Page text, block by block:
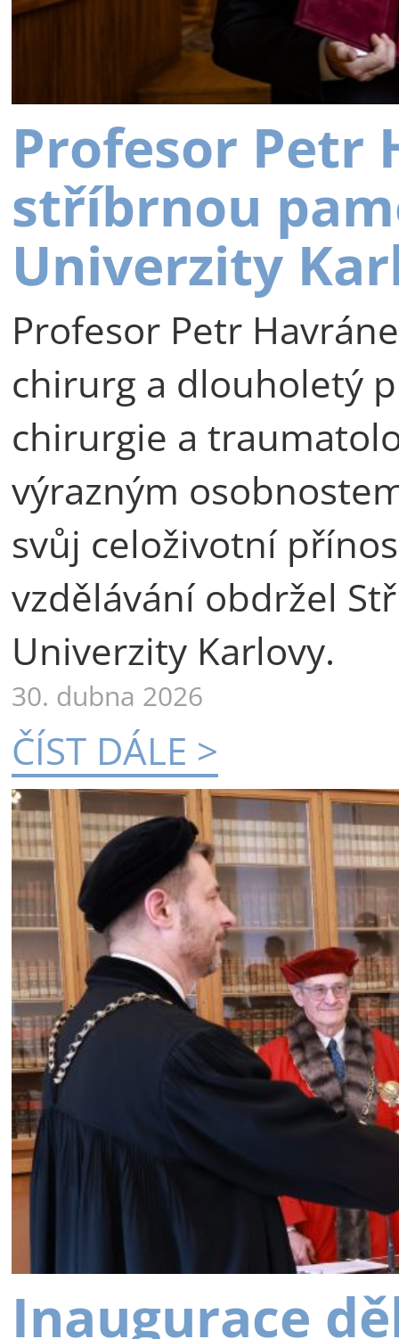
Profesor Petr
stříbrnou
Univerzity
Profesor Petr
chirurg a dlouholetý
chirurgie a
výrazným
svůj celoživotní
vzdělávání obdržel
Univerzity Karlovy.
30. dubna 2026
ČÍST DÁLE >
Inaugurace